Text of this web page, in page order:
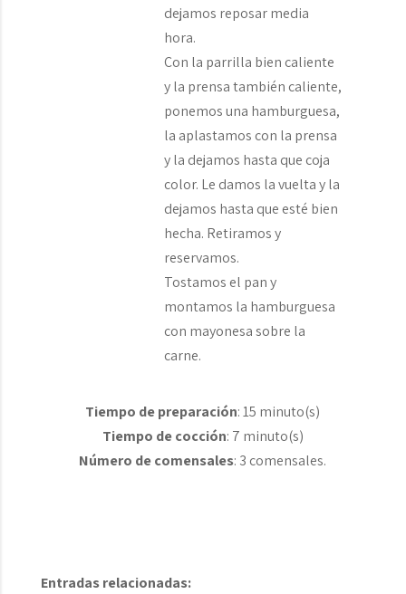
dejamos reposar media
hora.
Con la parrilla bien caliente
y la prensa también caliente,
ponemos una hamburguesa,
la aplastamos con la prensa
y la dejamos hasta que coja
color. Le damos la vuelta y la
dejamos hasta que esté bien
hecha. Retiramos y
reservamos.
Tostamos el pan y
montamos la hamburguesa
con mayonesa sobre la
carne.
Tiempo de preparación: 15 minuto(s)
Tiempo de cocción: 7 minuto(s)
Número de comensales: 3 comensales.
Entradas relacionadas: